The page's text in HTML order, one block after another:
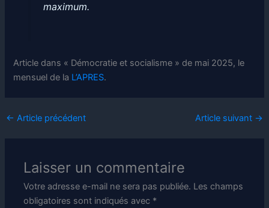
maximum.
Article dans « Démocratie et socialisme » de mai 2025, le
mensuel de la L’APRES.
← Article précédent Article suivant →
Laisser un commentaire
Votre adresse e-mail ne sera pas publiée. Les champs
obligatoires sont indiqués avec *